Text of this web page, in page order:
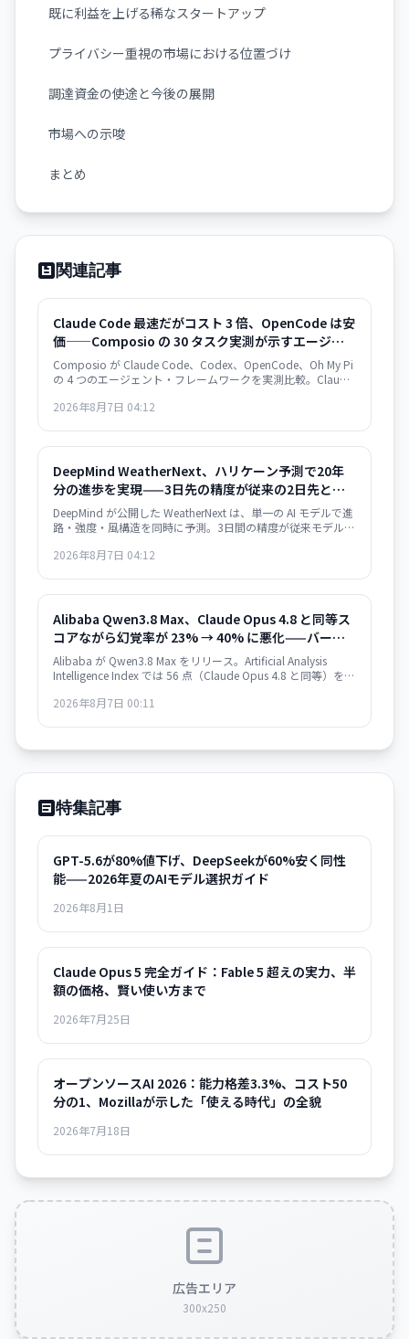
既に利益を上げる稀なスタートアップ
プライバシー重視の市場における位置づけ
調達資金の使途と今後の展開
市場への示唆
まとめ
関連記事
Claude Code 最速だがコスト 3 倍、OpenCode は安
価——Composio の 30 タスク実測が示すエージェン
ト・フレームワークの選択基準
Composio が Claude Code、Codex、OpenCode、Oh My Pi
の 4 つのエージェント・フレームワークを実測比較。Claude
OpenCode は $0.073 で 2.7 倍安いが遅い。成功率は接近。
2026年8月7日 04:12
DeepMind WeatherNext、ハリケーン予測で20年
分の進歩を実現——3日先の精度が従来の2日先と同
等
DeepMind が公開した WeatherNext は、単一の AI モデルで進
路・強度・風構造を同時に予測。3日間の精度が従来モデルの
精度向上を達成した。GitHub でオープンソース化。
2026年8月7日 04:12
Alibaba Qwen3.8 Max、Claude Opus 4.8 と同等ス
コアながら幻覚率が 23% → 40% に悪化——バージ
ョン間の性能退行
Alibaba が Qwen3.8 Max をリリース。Artificial Analysis
Intelligence Index では 56 点（Claude Opus 4.8 と同等）を獲
昇。タスク当たりのコスト効率も悪化し、実用性を疑問視す
2026年8月7日 00:11
特集記事
GPT-5.6が80%値下げ、DeepSeekが60%安く同性
能——2026年夏のAIモデル選択ガイド
2026年8月1日
Claude Opus 5 完全ガイド：Fable 5 超えの実力、半
額の価格、賢い使い方まで
2026年7月25日
オープンソースAI 2026：能力格差3.3%、コスト50
分の1、Mozillaが示した「使える時代」の全貌
2026年7月18日
広告エリア
300x250